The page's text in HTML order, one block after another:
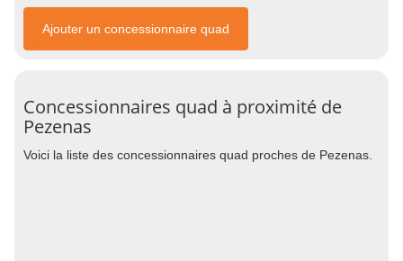
Ajouter un concessionnaire quad
Concessionnaires quad à proximité de
Pezenas
Voici la liste des concessionnaires quad proches de Pezenas.